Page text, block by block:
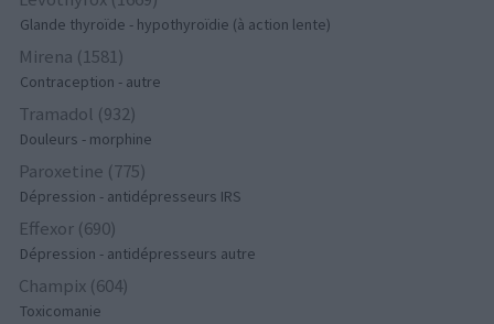
Glande thyroïde - hypothyroïdie (à action lente)
Mirena (1581)
Contraception - autre
Tramadol (932)
Douleurs - morphine
Paroxetine (775)
Dépression - antidépresseurs IRS
Effexor (690)
Dépression - antidépresseurs autre
Champix (604)
Toxicomanie